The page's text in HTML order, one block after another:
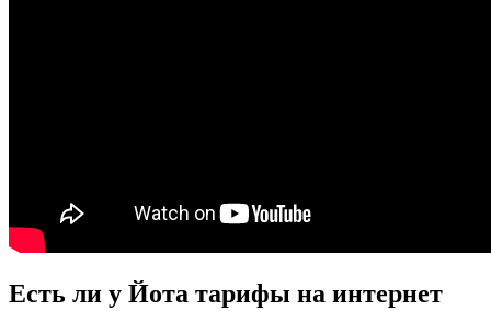
Есть ли у Йота тарифы на интернет